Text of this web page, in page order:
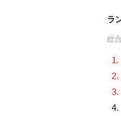
ラ
総合
1.
2.
3.
4.